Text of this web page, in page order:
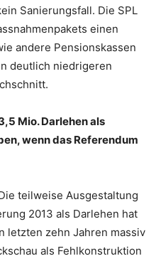
Sanierungsfall. Die SPL
einen
andere Pensionskassen
deutlich niedrigeren
Mio. Darlehen als
wenn das Referendum
teilweise Ausgestaltung
2013 als Darlehen hat
letzten zehn Jahren massiv
als Fehlkonstruktion